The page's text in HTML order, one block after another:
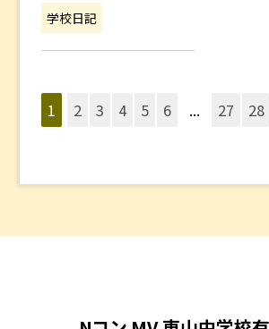
学校日記
1 2 3 4 5 6 ... 27 28